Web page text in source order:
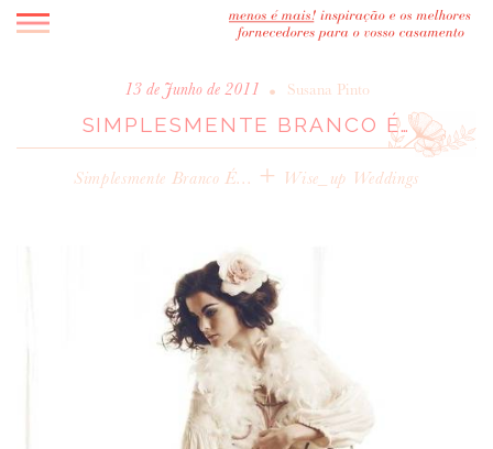
INICIO
BLOG
CASAVA-ME AQUI!
FORNECEDORES RECOMENDADOS
ANUNCIE CONNOSCO
13 de Junho de 2011 • Susana Pinto
SIMPLESMENTE BRANCO É…
Simplesmente Branco É... + Wise_up Weddings